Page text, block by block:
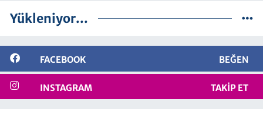
Yükleniyor...
FACEBOOK BEĞEN
INSTAGRAM TAKIP ET